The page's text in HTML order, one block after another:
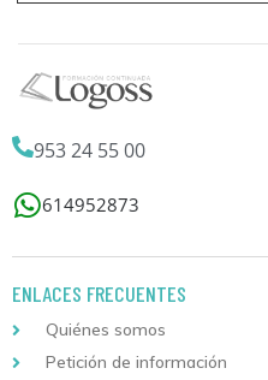
953 24 55 00
614952873
ENLACES FRECUENTES
Quiénes somos
Petición de información